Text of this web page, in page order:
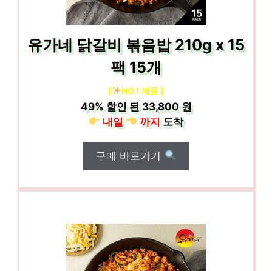
유가네 닭갈비 볶음밥 210g x 15
팩 15개
[ NO.1 제품 ]
49%할인 된33,800 원
내일
까지도착
구매 바로가기